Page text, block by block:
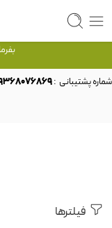
توجه! برند لانگ لایف
عرضه می کند.که با انتخاب
شماره پشتیبانی :
فیلترها